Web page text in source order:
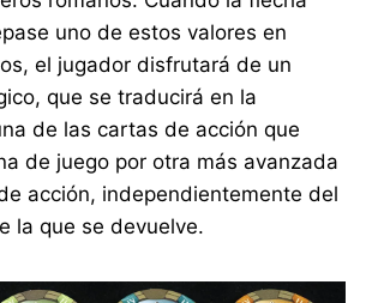
uno de estos valores en
el jugador disfrutará de un
que se traducirá en la
de las cartas de acción que
de juego por otra más avanzada
acción, independientemente del
la que se devuelve.